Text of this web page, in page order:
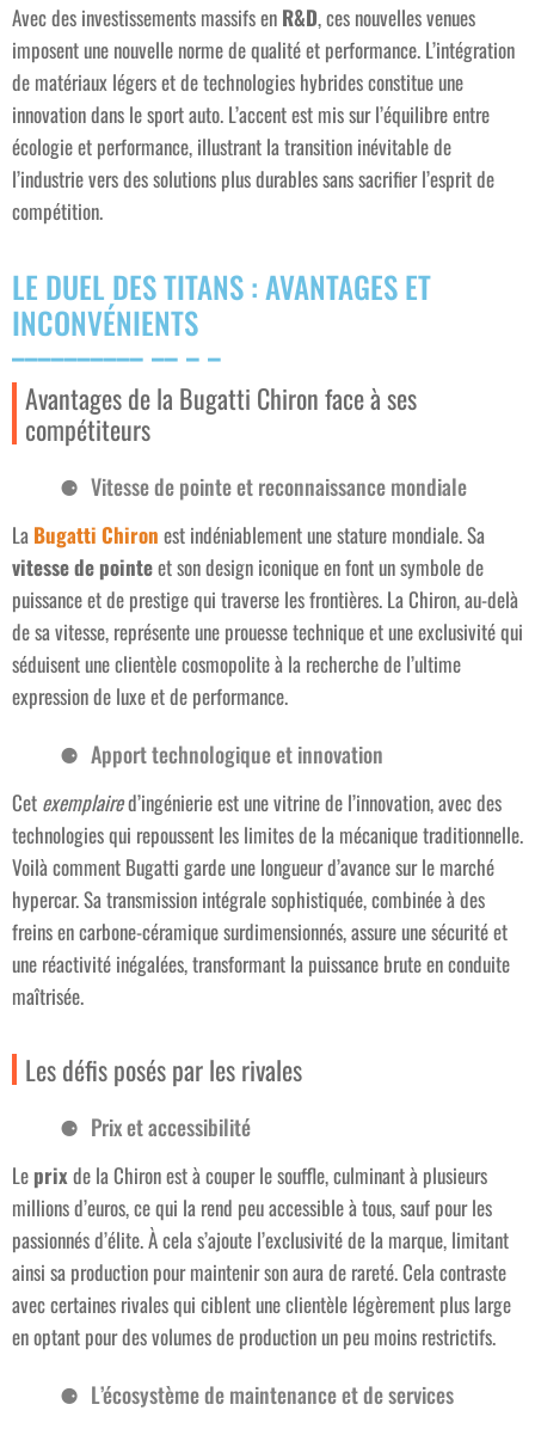
Avec des investissements massifs en R&D, ces nouvelles venues
imposent une nouvelle norme de qualité et performance. L’intégration
de matériaux légers et de technologies hybrides constitue une
innovation dans le sport auto. L’accent est mis sur l’équilibre entre
écologie et performance, illustrant la transition inévitable de
l’industrie vers des solutions plus durables sans sacrifier l’esprit de
compétition.
LE DUEL DES TITANS : AVANTAGES ET
INCONVÉNIENTS
Avantages de la Bugatti Chiron face à ses
compétiteurs
Vitesse de pointe et reconnaissance mondiale
La Bugatti Chiron est indéniablement une stature mondiale. Sa
vitesse de pointeet son design iconique en font un symbole de
puissance et de prestige qui traverse les frontières. La Chiron, au-delà
de sa vitesse, représente une prouesse technique et une exclusivité qui
séduisent une clientèle cosmopolite à la recherche de l’ultime
expression de luxe et de performance.
Apport technologique et innovation
Cet exemplaired’ingénierie est une vitrine de l’innovation, avec des
technologies qui repoussent les limites de la mécanique traditionnelle.
Voilà comment Bugatti garde une longueur d’avance sur le marché
hypercar. Sa transmission intégrale sophistiquée, combinée à des
freins en carbone-céramique surdimensionnés, assure une sécurité et
une réactivité inégalées, transformant la puissance brute en conduite
maîtrisée.
Les défis posés par les rivales
Prix et accessibilité
Le prix de la Chiron est à couper le souffle, culminant à plusieurs
millions d’euros, ce qui la rend peu accessible à tous, sauf pour les
passionnés d’élite. À cela s’ajoute l’exclusivité de la marque, limitant
ainsi sa production pour maintenir son aura de rareté. Cela contraste
avec certaines rivales qui ciblent une clientèle légèrement plus large
en optant pour des volumes de production un peu moins restrictifs.
L’écosystème de maintenance et de services